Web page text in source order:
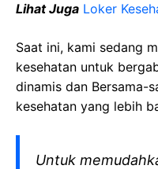
Lihat Juga Loker
Saat ini, kami sedang
kesehatan untuk
dinamis dan Bersama-
kesehatan yang lebih
Untuk